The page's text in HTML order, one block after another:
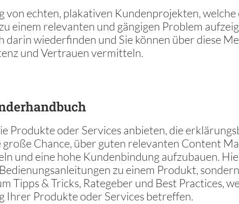
von echten, plakativen Kundenprojekten,
einem relevanten und gängigen Problem
darin wiederfinden und Sie können über diese
und Vertrauen vermitteln.
Produkte oder Services anbieten, die
große Chance, über guten relevanten Content
und eine hohe Kundenbindung aufzubauen.
zu einem Produkt,
Tipps & Tricks, Rategeber und Best Practices,
Ihrer Produkte oder Services betreffen.